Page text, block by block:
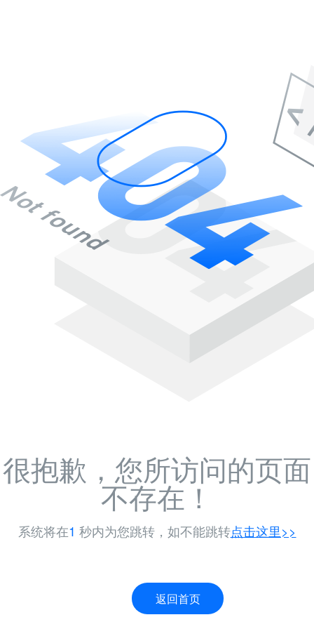
很抱歉，您所访问的页面
不存在！
系统将在1 秒内为您跳转，如不能跳转点击这里>>
返回首页